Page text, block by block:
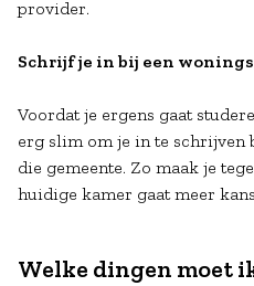
provider.
Schrijf je in bij een
Voordat je ergens gaat
erg slim om je in te schrijven
die gemeente. Zo maak je
huidige kamer gaat meer
Welke dingen moet